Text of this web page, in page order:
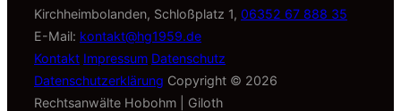
Kirchheimbolanden, Schloßplatz 1, 06352 67 888 35
E-Mail: kontakt@hg1959.de
Kontakt Impressum Datenschutz
Datenschutzerklärung Copyright © 2026
Rechtsanwälte Hobohm | Giloth